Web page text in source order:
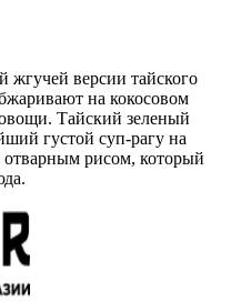
жгучей версии тайского
на кокосовом
Тайский зеленый
густой суп-рагу на
рисом, который